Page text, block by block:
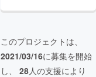
このプロジェクトは、
2021/03/16に募集を開始
し、 28人の支援により